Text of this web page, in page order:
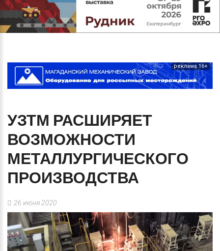
реклама 16+
УЗТМ РАСШИРЯЕТ
ВОЗМОЖНОСТИ
МЕТАЛЛУРГИЧЕСКОГО
ПРОИЗВОДСТВА
26 июня 2020